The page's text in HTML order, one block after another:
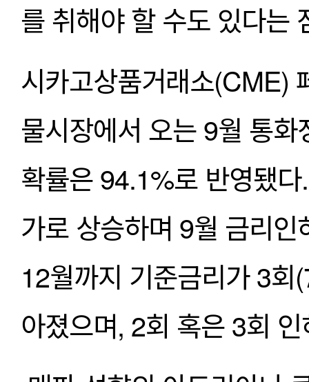
를 취해야 할 수도 있다는
시카고상품거래소(CME)
물시장에서 오는 9월 통
확률은 94.1%로 반영됐
가로 상승하며 9월 금리
12월까지 기준금리가 3
아졌으며, 2회 혹은 3회